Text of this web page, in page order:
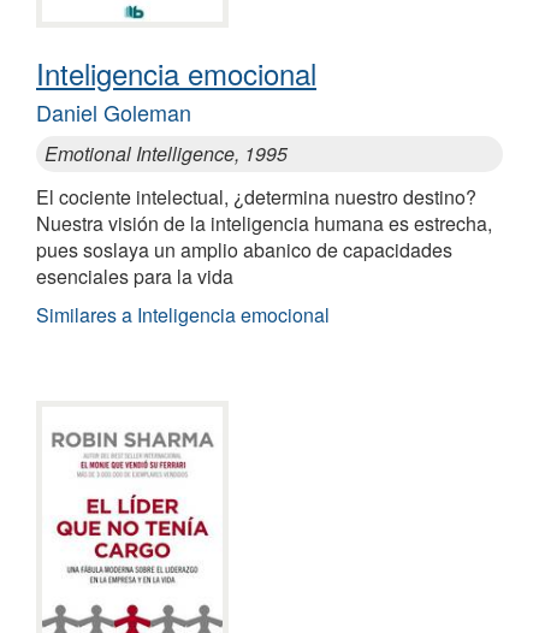
Inteligencia emocional
Daniel Goleman
Emotional Intelligence, 1995
El cociente intelectual, ¿determina nuestro destino?
Nuestra visión de la inteligencia humana es estrecha,
pues soslaya un amplio abanico de capacidades
esenciales para la vida
Similares a Inteligencia emocional